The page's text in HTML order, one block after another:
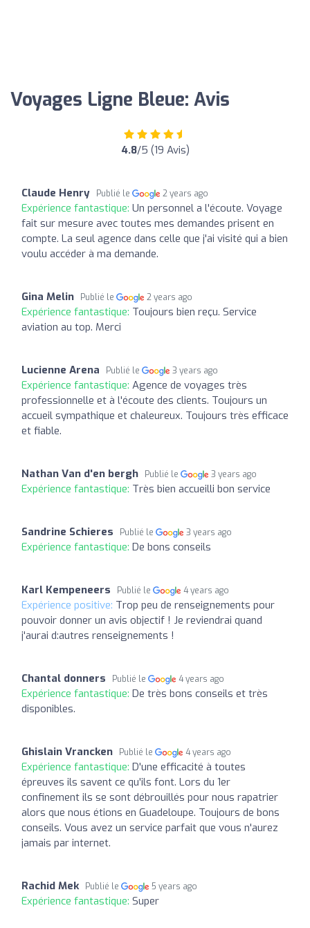
Voyages Ligne Bleue: Avis
4.8/5 (19 Avis)
Claude Henry Publié le 2 years ago
Expérience fantastique: Un personnel a l'écoute. Voyage
fait sur mesure avec toutes mes demandes prisent en
compte. La seul agence dans celle que j'ai visité qui a bien
voulu accéder à ma demande.
Gina Melin Publié le 2 years ago
Expérience fantastique: Toujours bien reçu. Service
aviation au top. Merci
Lucienne Arena Publié le 3 years ago
Expérience fantastique: Agence de voyages très
professionnelle et à l'écoute des clients. Toujours un
accueil sympathique et chaleureux. Toujours très efficace
et fiable.
Nathan Van d'en bergh Publié le 3 years ago
Expérience fantastique: Très bien accueilli bon service
Sandrine Schieres Publié le 3 years ago
Expérience fantastique: De bons conseils
Karl Kempeneers Publié le 4 years ago
Expérience positive: Trop peu de renseignements pour
pouvoir donner un avis objectif ! Je reviendrai quand
j'aurai d:autres renseignements !
Chantal donners Publié le 4 years ago
Expérience fantastique: De très bons conseils et très
disponibles.
Ghislain Vrancken Publié le 4 years ago
Expérience fantastique: D'une efficacité à toutes
épreuves ils savent ce qu'ils font. Lors du 1er
confinement ils se sont débrouillés pour nous rapatrier
alors que nous étions en Guadeloupe. Toujours de bons
conseils. Vous avez un service parfait que vous n'aurez
jamais par internet.
Rachid Mek Publié le 5 years ago
Expérience fantastique: Super